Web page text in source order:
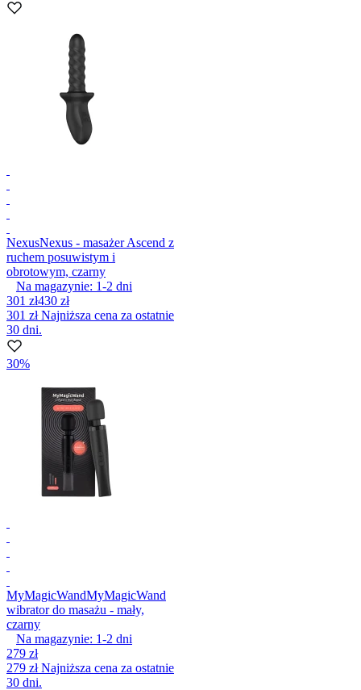
NexusNexus - masażer Ascend z
ruchem posuwistym i
obrotowym, czarny
Na magazynie: 1-2 dni
301 zł430 zł
301 złNajniższa cena za ostatnie
30 dni.
30%
MyMagicWandMyMagicWand
wibrator do masażu - mały,
czarny
Na magazynie: 1-2 dni
279 zł
279 złNajniższa cena za ostatnie
30 dni.